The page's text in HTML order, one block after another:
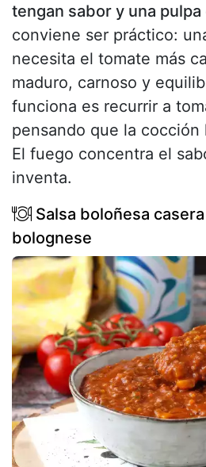
tengan sabor y una
conviene ser práctico:
necesita el tomate más
maduro, carnoso y
funciona es recurrir a
pensando que la cocción
El fuego concentra el
inventa.
Salsa boloñesa
bolognese